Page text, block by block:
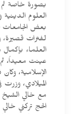
بصورة خاصة ثم
العلوم الدينية
بعض الجامعات
لفترات قصيرة،
العلماء
عينت معيداً، ثم
الإسلامية،
الميلادي،
مع خالي الشيخ
الحج تركني